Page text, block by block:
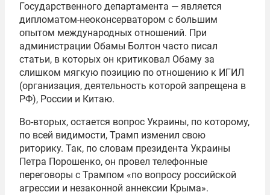
Государственного департамента — является
дипломатом-неоконсерватором с большим
опытом международных отношений. При
администрации Обамы Болтон часто писал
статьи, в которых он критиковал Обаму за
слишком мягкую позицию по отношению к ИГИЛ
(организация, деятельность которой запрещена в
РФ), России и Китаю.
Во-вторых, остается вопрос Украины, по которому,
по всей видимости, Трамп изменил свою
риторику. Так, по словам президента Украины
Петра Порошенко, он провел телефонные
переговоры с Трампом «по вопросу российской
агрессии и незаконной аннексии Крыма».